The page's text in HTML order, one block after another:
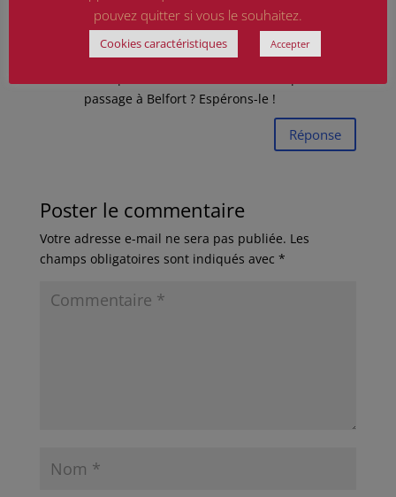
Senesse Simone sur 20 février 2021 à 9 h 56
min
LA MINISTRE GENEVIÈVE DARRIEUSSECQ sera-
passage à Belfort ? Espérons-le !
Réponse
Poster le commentaire
Votre adresse e-mail ne sera pas publiée. Les
champs obligatoires sont indiqués avec *
pouvez quitter si vous le souhaitez.
Cookies caractéristiques Accepter